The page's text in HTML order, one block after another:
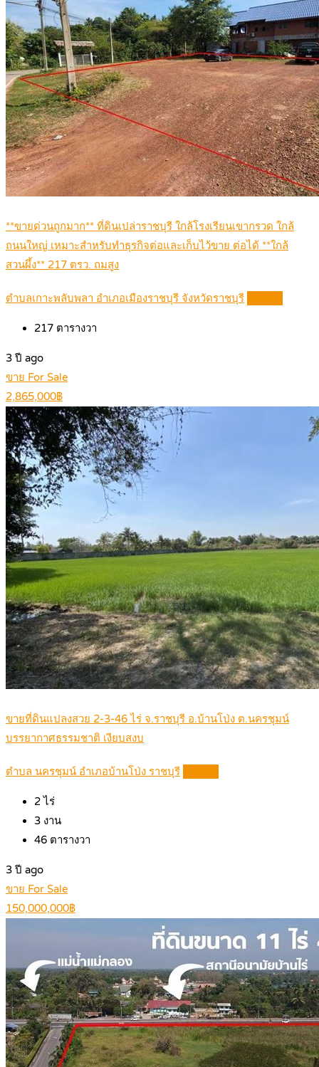
**ขายด่วนถูกมาก** ที่ดินเปล่าราชบุรี ใกล้โรงเรียนเขากรวด ใกล้
ถนนใหญ่ เหมาะสำหรับทำธุรกิจต่อและเก็บไว้ขาย ต่อได้ **ใกล้
สวนผึ้ง** 217 ตรว. ถมสูง
ตำบลเกาะพลับพลา อำเภอเมืองราชบุรี จังหวัดราชบุรี
217 ตารางวา
3 ปี ago
ขาย For Sale
2,865,000฿
ขายที่ดินแปลงสวย 2-3-46 ไร่ จ.ราชบุรี อ.บ้านโป่ง ต.นครชุมน์
บรรยากาศธรรมชาติ เงียบสงบ
ตำบล นครชุมน์ อำเภอบ้านโป่ง ราชบุรี
2ไร่
3 งาน
46 ตารางวา
3 ปี ago
ขาย For Sale
150,000,000฿